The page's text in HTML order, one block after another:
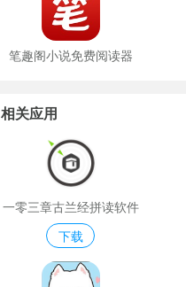
笔趣阁小说免费阅读器
相关应用
一零三章古兰经拼读软件
下载